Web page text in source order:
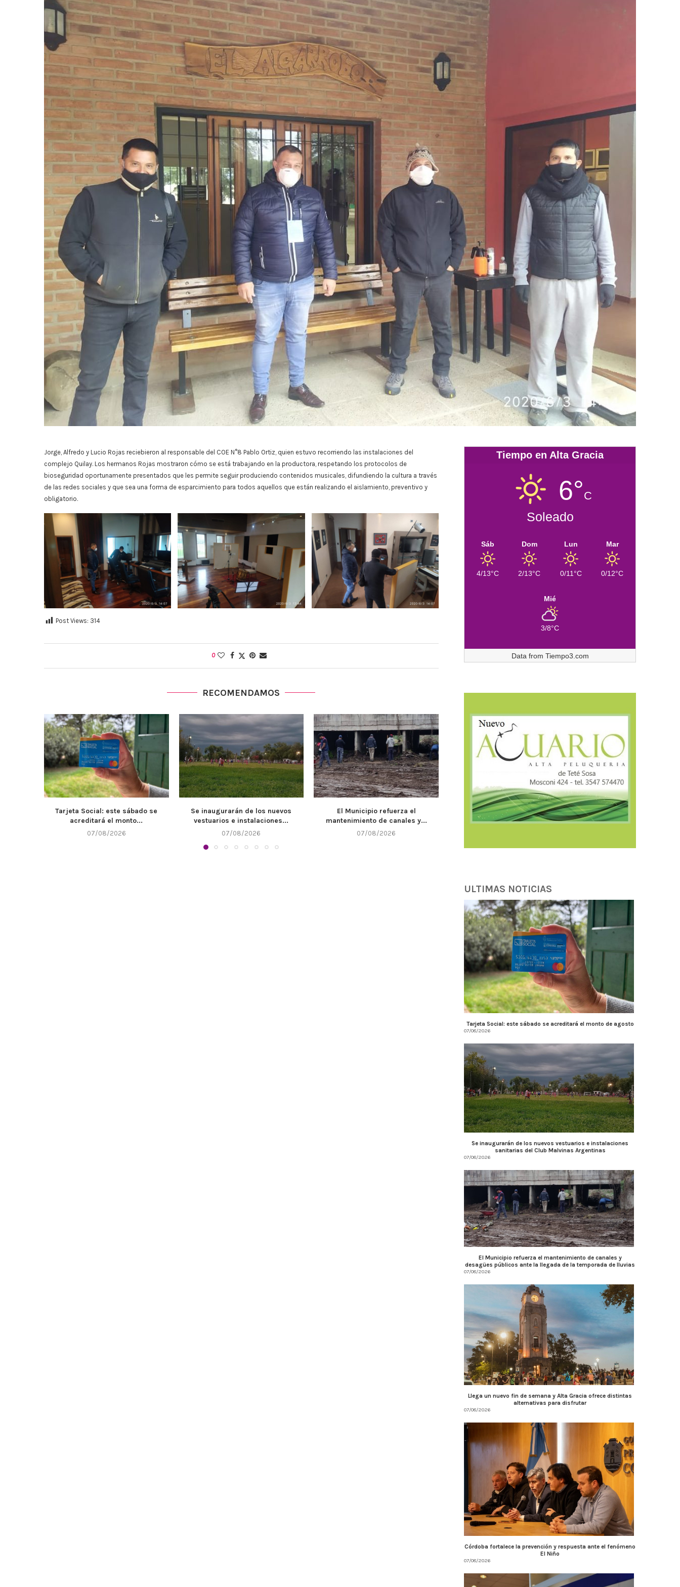
Jorge, Alfredo y Lucio Rojas reciebieron al responsable del COE N°8 Pablo Ortiz, quien estuvo recorriendo las instalaciones del
complejo Quilay. Los hermanos Rojas mostraron cómo se está trabajando en la productora, respetando los protocolos de
bioseguridad oportunamente presentados que les permite seguir produciendo contenidos musicales, difundiendo la cultura a través
de las redes sociales y que sea una forma de esparcimiento para todos aquellos que están realizando el aislamiento, preventivo y
obligatorio.
Post Views: 314
0
RECOMENDAMOS
Se inaugurarán de los nuevos
vestuarios e instalaciones...
07/08/2026
El Municipio refuerza el
mantenimiento de canales y...
07/08/2026
Llega un nuevo fin de semana y
Alta...
07/08/2026
Córdoba fortalece la prevención y
respuesta ante el...
Córdoba fortalece la
tributaria con
Tiempo en Alta Gracia
6°C
Soleado
Sáb
4/13°C
Dom
2/13°C
Lun
0/11°C
Mar
0/12°C
Mié
3/8°C
Data from Tiempo3.com
ULTIMAS NOTICIAS
Tarjeta Social: este sábado se acreditará el monto de agosto
07/08/2026
Se inaugurarán de los nuevos vestuarios e instalaciones
sanitarias del Club Malvinas Argentinas
07/08/2026
El Municipio refuerza el mantenimiento de canales y
desagües públicos ante la llegada de la temporada de lluvias
07/08/2026
Llega un nuevo fin de semana y Alta Gracia ofrece distintas
alternativas para disfrutar
07/08/2026
Córdoba fortalece la prevención y respuesta ante el fenómeno
El Niño
07/08/2026